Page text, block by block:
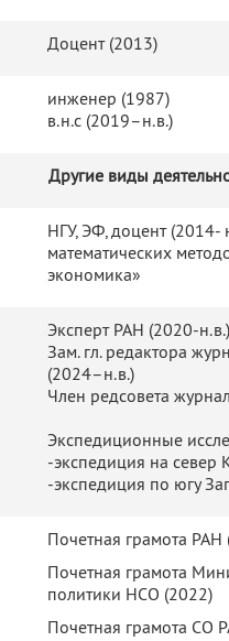
Доцент (2013)
инженер (1987)
в.н.с (2019–н.в.)
Другие виды
НГУ, ЭФ, доцент
математических
экономика»
Эксперт РАН (2020-н.в.)
Зам. гл. редактора
(2024–н.в.)
Член редсовета
Экспедиционные
-экспедиция на север
-экспедиция по югу
Почетная грамота РАН
Почетная грамота
политики НСО (2022)
Почетная грамота СО